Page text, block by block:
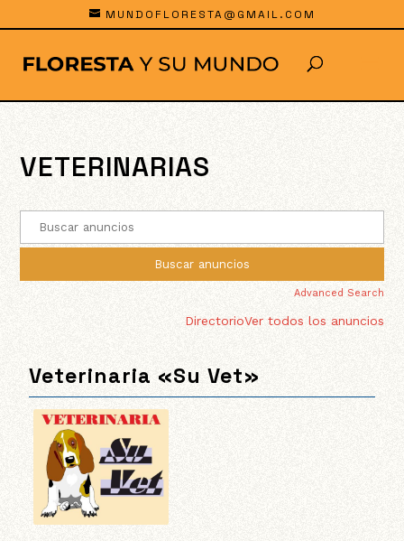
MUNDOFLORESTA@GMAIL.COM
VETERINARIAS
Advanced Search
DirectorioVer todos los anuncios
Veterinaria «Su Vet»